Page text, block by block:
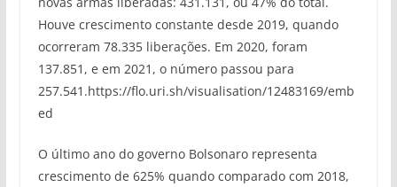
Houve crescimento constante desde 2019, quando
ocorreram 78.335 liberações. Em 2020, foram
137.851, e em 2021, o número passou para
257.541.https://flo.uri.sh/visualisation/12483169/emb
ed
O último ano do governo Bolsonaro representa
crescimento de 625% quando comparado com 2018,